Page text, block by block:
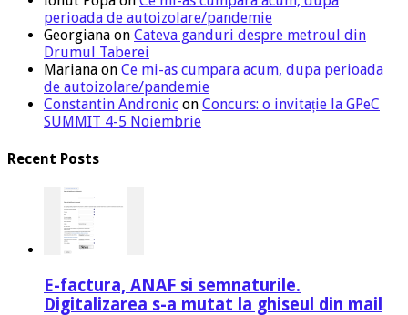
perioada de autoizolare/pandemie
Georgiana on Cateva ganduri despre metroul din
Drumul Taberei
Mariana on Ce mi-as cumpara acum, dupa perioada
de autoizolare/pandemie
Constantin Andronic on Concurs: o invitație la GPeC
SUMMIT 4-5 Noiembrie
Recent Posts
E-factura, ANAF si semnaturile.
Digitalizarea s-a mutat la ghiseul din mail